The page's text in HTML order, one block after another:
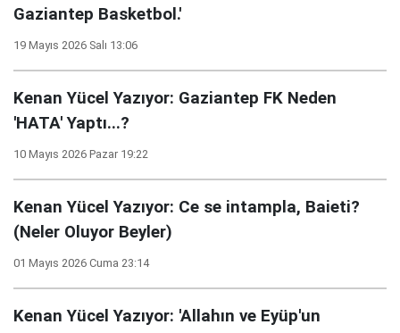
Gaziantep Basketbol.'
19 Mayıs 2026 Salı 13:06
Kenan Yücel Yazıyor: Gaziantep FK Neden
'HATA' Yaptı...?
10 Mayıs 2026 Pazar 19:22
Kenan Yücel Yazıyor: Ce se intampla, Baieti?
(Neler Oluyor Beyler)
01 Mayıs 2026 Cuma 23:14
Kenan Yücel Yazıyor: 'Allahın ve Eyüp'un